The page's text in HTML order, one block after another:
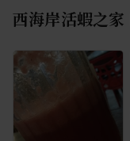
西海岸活蝦之家